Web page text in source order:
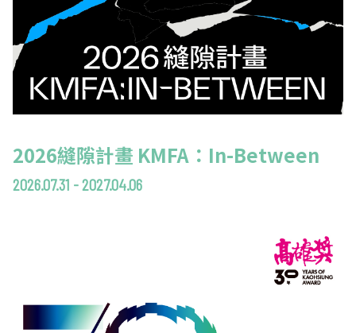
2026縫隙計畫 KMFA：In-Between
2026.07.31 - 2027.04.06